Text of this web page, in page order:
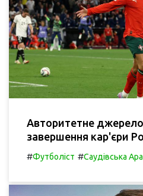
Авторитетне
завершення кар'єри
#Футболіст #Саудівська